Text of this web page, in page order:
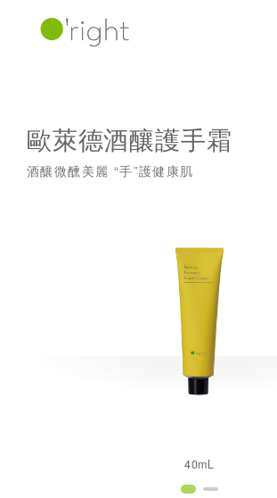
歐萊德酒釀護手霜
酒釀微醺美麗 “手”護健康肌
40mL